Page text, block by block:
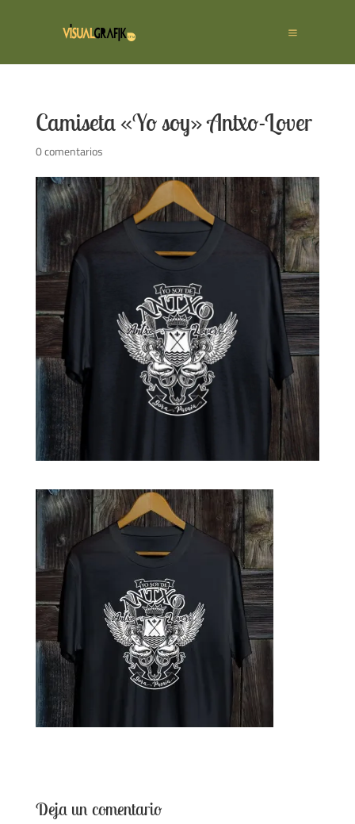
Camiseta «Yo soy» Antxo-Lover
0 comentarios
Deja un comentario